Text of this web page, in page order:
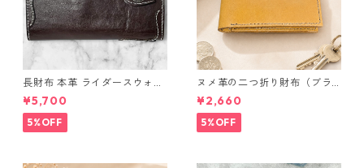
長財布 本革 ライダースウォレ
ット 国産 ヌメ革 ブラウン バ
ングラデシュ l175 レザー 革財
布 ハンドメイド 経年変化
¥5,700
5%OFF
ヌメ革の二つ折り財布（ブラ
ウン系）
¥2,660
5%OFF